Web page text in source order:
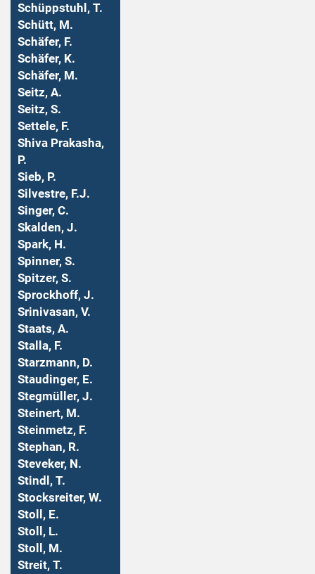
Schüppstuhl, T.
Schütt, M.
Schäfer, F.
Schäfer, K.
Schäfer, M.
Seitz, A.
Seitz, S.
Settele, F.
Shiva Prakasha,
P.
Sieb, P.
Silvestre, F.J.
Singer, C.
Skalden, J.
Spark, H.
Spinner, S.
Spitzer, S.
Sprockhoff, J.
Srinivasan, V.
Staats, A.
Stalla, F.
Starzmann, D.
Staudinger, E.
Stegmüller, J.
Steinert, M.
Steinmetz, F.
Stephan, R.
Steveker, N.
Stindl, T.
Stocksreiter, W.
Stoll, E.
Stoll, L.
Stoll, M.
Streit, T.